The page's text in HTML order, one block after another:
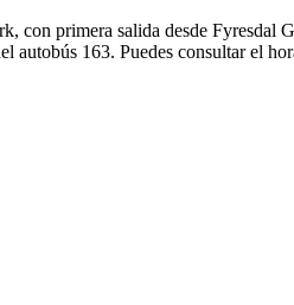
con primera salida desde
163. Puedes consultar el